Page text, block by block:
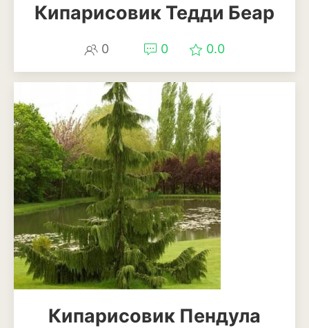
Брюссельская капуста
Кабачки
Капуста
Капуста кольраби
Картофель
Листовая капуста
Лук
Морковь
Кипарисовик Тедди Беар
0 0 0.0
Кипарисовик Пендула